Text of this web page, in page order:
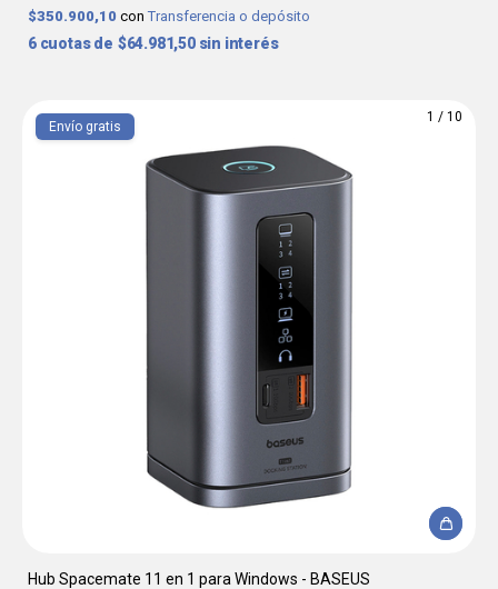
$350.900,10 con Transferencia o depósito
6 $64.981,50 sin interés
1 / 10
Envío gratis
Hub Spacemate 11 en 1 para Windows - BASEUS